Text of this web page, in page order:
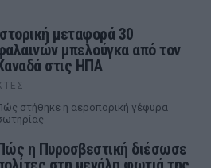
μεταφορά 30
μπελούγκα από τον
στις ΗΠΑ
στήθηκε η αεροπορική γέφυρα
η Πυροσβεστική διέσωσε